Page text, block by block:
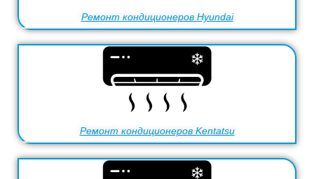
Ремонт кондиционеров Hyundai
Ремонт кондиционеров Kentatsu